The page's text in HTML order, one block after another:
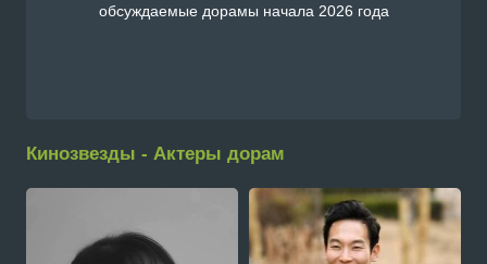
обсуждаемые дорамы начала 2026 года
Кинозвезды - Актеры дорам